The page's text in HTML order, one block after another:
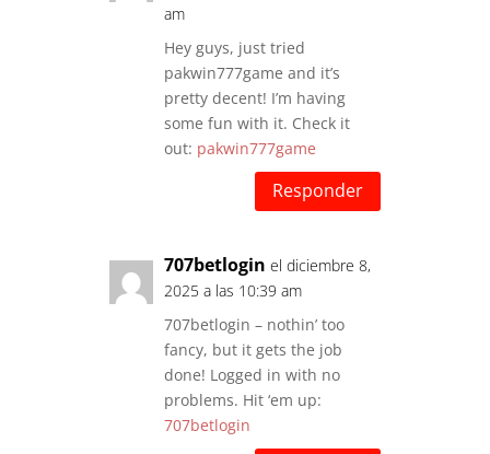
am
Hey guys, just tried
pakwin777game and it’s
pretty decent! I’m having
some fun with it. Check it
out: pakwin777game
Responder
707betlogin el diciembre 8,
2025 a las 10:39 am
707betlogin – nothin’ too
fancy, but it gets the job
done! Logged in with no
problems. Hit ‘em up:
707betlogin